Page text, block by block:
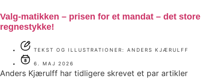
Valg-matikken – prisen for et mandat – det store
regnestykke!
TEKST OG ILLUSTRATIONER: ANDERS KJÆRULFF
6. MAJ 2026
Anders Kjærulff har tidligere skrevet et par artikler